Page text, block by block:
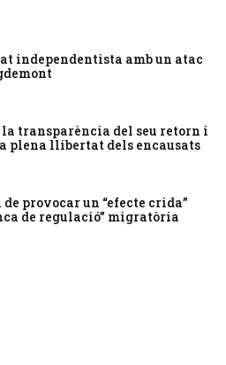
independentista amb un atac
transparència del seu retorn i
plena llibertat dels encausats
provocar un “efecte crida”
de regulació” migratòria